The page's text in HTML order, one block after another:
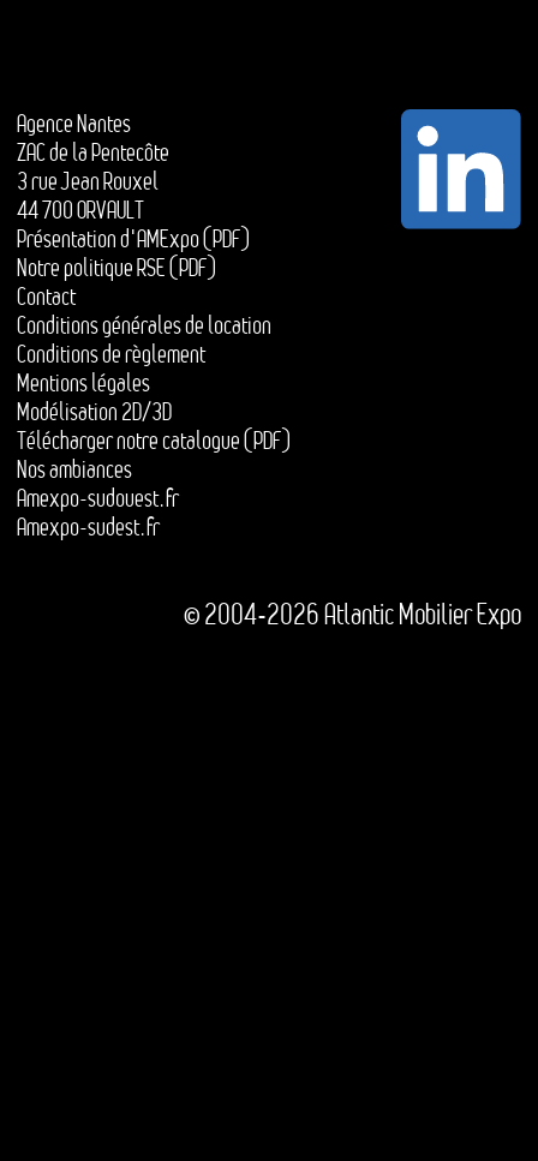
Agence Nantes
ZAC de la Pentecôte
3 rue Jean Rouxel
44 700 ORVAULT
Présentation d'AMExpo (PDF)
Notre politique RSE (PDF)
Contact
Conditions générales de location
Conditions de règlement
Mentions légales
Modélisation 2D/3D
Télécharger notre catalogue (PDF)
Nos ambiances
Amexpo-sudouest.fr
Amexpo-sudest.fr
© 2004-2026 Atlantic Mobilier Expo